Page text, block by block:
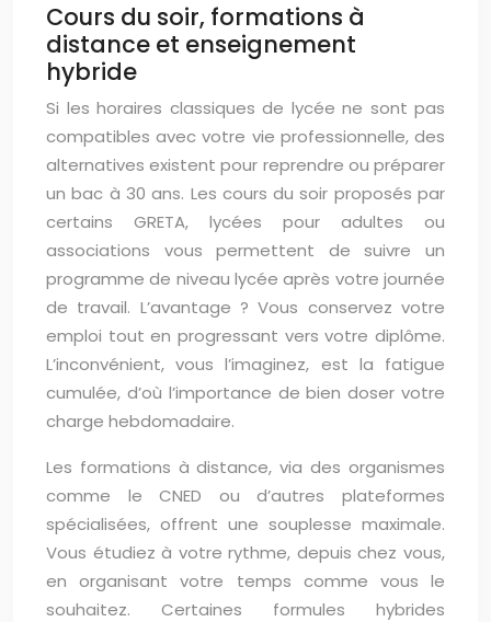
Cours du soir, formations à
distance et enseignement
hybride
Si les horaires classiques de lycée ne sont pas
compatibles avec votre vie professionnelle, des
alternatives existent pour reprendre ou préparer
un bac à 30 ans. Les cours du soir proposés par
certains GRETA, lycées pour adultes ou
associations vous permettent de suivre un
programme de niveau lycée après votre journée
de travail. L’avantage ? Vous conservez votre
emploi tout en progressant vers votre diplôme.
L’inconvénient, vous l’imaginez, est la fatigue
cumulée, d’où l’importance de bien doser votre
charge hebdomadaire.
Les formations à distance, via des organismes
comme le CNED ou d’autres plateformes
spécialisées, offrent une souplesse maximale.
Vous étudiez à votre rythme, depuis chez vous,
en organisant votre temps comme vous le
souhaitez. Certaines formules hybrides